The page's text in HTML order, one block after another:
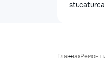
ГлавнаяРемонт